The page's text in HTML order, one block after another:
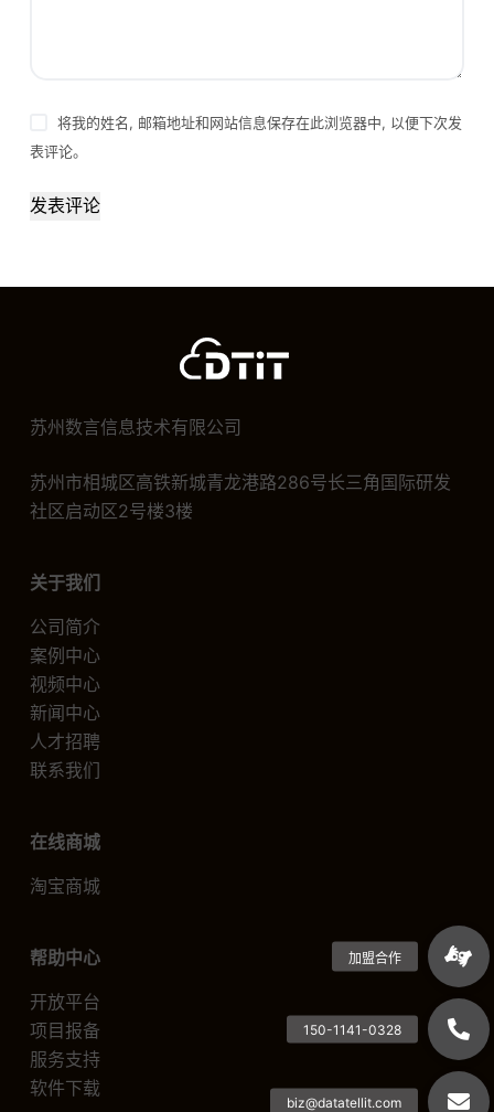
将我的姓名, 邮箱地址和网站信息保存在此浏览器中, 以便下次发
表评论。
发表评论
苏州数言信息技术有限公司
苏州市相城区高铁新城青龙港路286号长三角国际研发
社区启动区2号楼3楼
关于我们
公司简介
案例中心
视频中心
新闻中心
人才招聘
联系我们
在线商城
淘宝商城
帮助中心
开放平台
项目报备
服务支持
软件下载